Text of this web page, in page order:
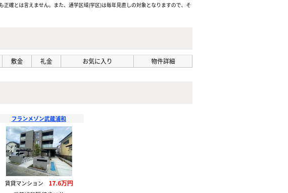
確とは言えません。また、通学区域(学区)は毎年見直しの対象となりますので、そ
敷金 礼金 お気に入り 物件詳細
フランメゾン武蔵浦和
賃貸マンション 17.6万円